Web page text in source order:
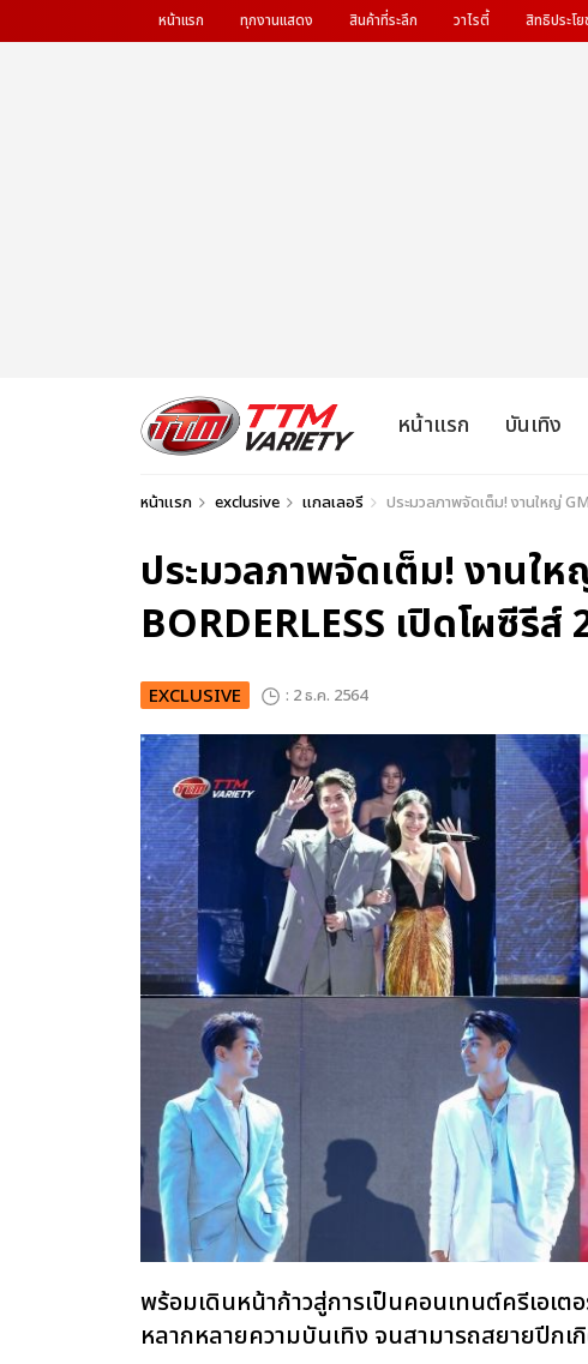
หน้าแรก ทุกงานแสดง สินค้าที่ระลึก วาไรตี้ สิทธิประโ
หน้าแรก บันเทิง
หน้าแรก exclusive แกลเลอรี ประมวลภาพจัดเต็ม! งานใหญ่
ประมวลภาพจัดเต็ม! งานใ
BORDERLESS เปิดโผซีรี
EXCLUSIVE : 2 ธ.ค. 2564
พร้อมเดินหน้าก้าวสู่การเป็นคอนเทนต์ครีเอ
หลากหลายความบันเทิง จนสามารถสยายปีกเ